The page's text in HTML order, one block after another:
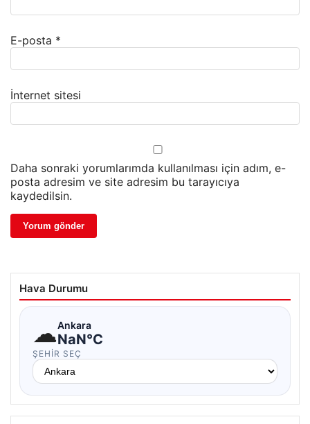
E-posta *
İnternet sitesi
Daha sonraki yorumlarımda kullanılması için adım, e-
posta adresim ve site adresim bu tarayıcıya
kaydedilsin.
Hava Durumu
☁Ankara
NaN°C
ŞEHIR SEÇ